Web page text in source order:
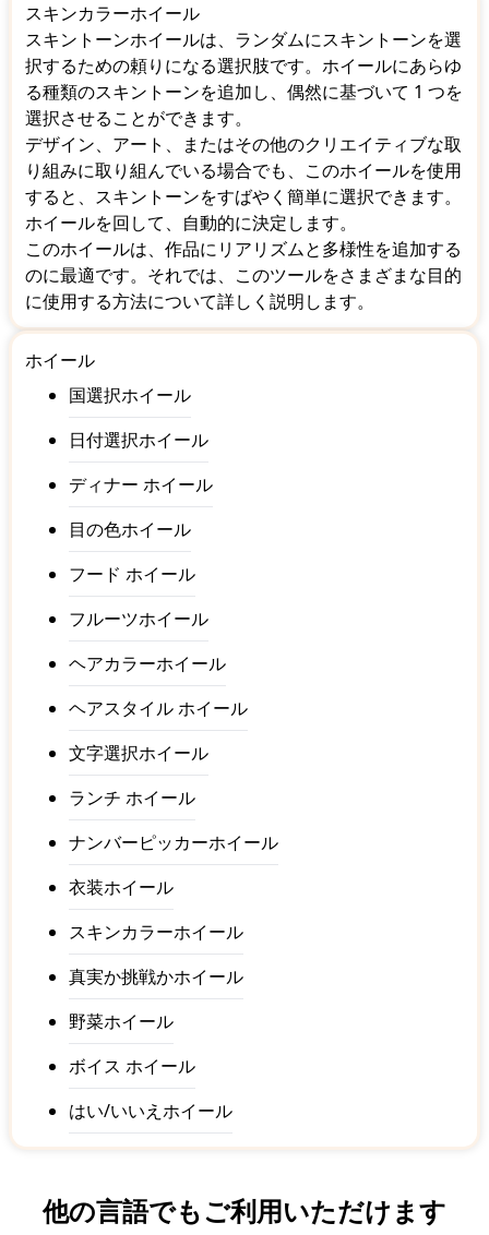
スキンカラーホイール
スキントーンホイールは、ランダムにスキントーンを選
択するための頼りになる選択肢です。ホイールにあらゆ
る種類のスキントーンを追加し、偶然に基づいて 1 つを
選択させることができます。
デザイン、アート、またはその他のクリエイティブな取
り組みに取り組んでいる場合でも、このホイールを使用
すると、スキントーンをすばやく簡単に選択できます。
ホイールを回して、自動的に決定します。
このホイールは、作品にリアリズムと多様性を追加する
のに最適です。それでは、このツールをさまざまな目的
に使用する方法について詳しく説明します。
ホイール
国選択ホイール
日付選択ホイール
ディナー ホイール
目の色ホイール
フード ホイール
フルーツホイール
ヘアカラーホイール
ヘアスタイル ホイール
文字選択ホイール
ランチ ホイール
ナンバーピッカーホイール
衣装ホイール
スキンカラーホイール
真実か挑戦かホイール
野菜ホイール
ボイス ホイール
はい/いいえホイール
他の言語でもご利用いただけます